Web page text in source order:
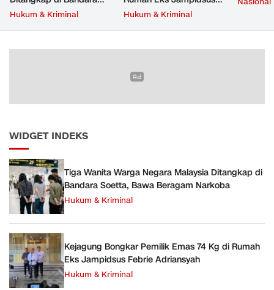
Soetta, Bawa Beragam
Hukum & Kriminal
Febrie Adriansyah
Hukum & Kriminal
WIDGET INDEKS
Tiga Wanita Warga Negara Malaysia Ditangkap di
Bandara Soetta, Bawa Beragam Narkoba
Hukum & Kriminal
Kejagung Bongkar Pemilik Emas 74 Kg di Rumah
Eks Jampidsus Febrie Adriansyah
Hukum & Kriminal